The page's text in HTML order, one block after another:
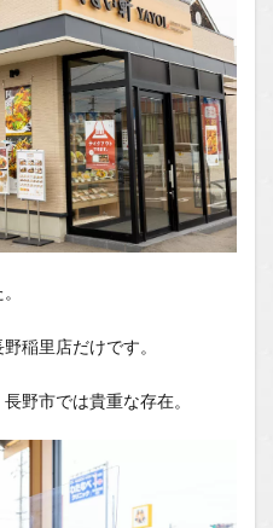
稲里店だけです。
野市では貴重な存在。